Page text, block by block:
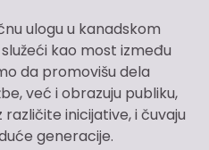
ulogu u kanadskom
kao most između
da promovišu dela
već i obrazuju publiku,
inicijative, i čuvaju
generacije.